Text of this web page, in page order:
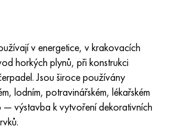
v energetice, v krakovacích
horkých plynů, při konstrukci
Jsou široce používány
lodním, potravinářském, lékařském
— výstavba k vytvoření dekorativních